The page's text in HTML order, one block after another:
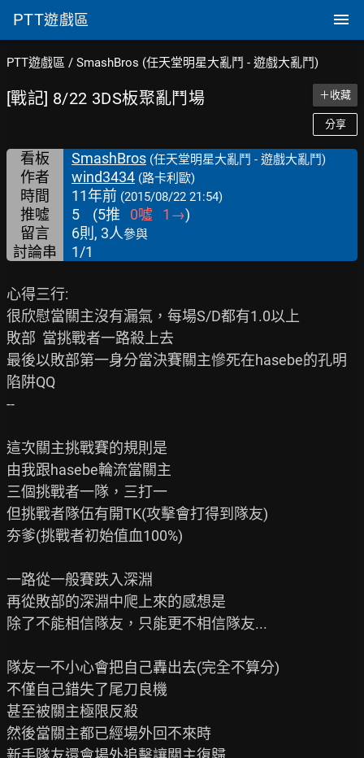
PTT遊戲區
PTT遊戲區 / SmashBros (任天堂明星大亂鬥 - 遊戲大亂鬥)
[戰記] 8/22 3DS板聚亂鬥場 ＋收藏
分享
看板 SmashBros (任天堂明星大亂鬥 - 遊戲大亂鬥)
作者 wind3434 (路卡利歐)
時間 11年前 (2015/08/22 21:54)
推噓 5 (5推 0噓 1 →)
留言
6則, 3人參與
討論串 1/1
心得三行:
很欣慰當關主沒有漏氣，每場S/D都有1.0以上
敗部  當挑戰者一路殺上去
最後以敗部第一身分當決賽關主慘死在hasebe的孔明
陷阱QQ
--
這次關主挑戰賽的規則是
由我跟hasebe輪流當關主
三個挑戰者一隊，三打一
但挑戰者隊伍有開TK(攻擊會打得到隊友)
夯爹(挑戰者初始值血100%)
一路從一般賽跌入深淵
再從敗部的深淵中爬上來的感想是
除了不能相信隊友，只能更不相信隊友...
隊友一不小心會把自己轟出去(完全不算分)
不僅自己錯失了尾刀良機
甚至被關主極限反殺
然後當關主都已經場外回不來時